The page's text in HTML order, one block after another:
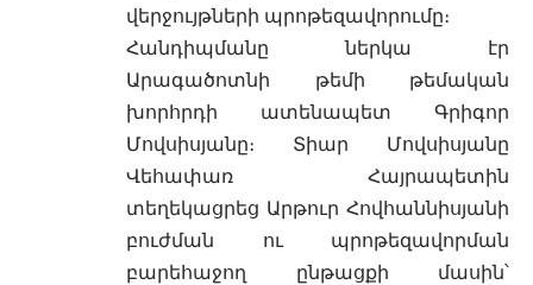
վերջույթների պրոթեզավորումը։
Հանդիպմանը ներկա էր
Արագածոտնի թեմի թեմական
խորհրդի ատենապետ Գրիգոր
Մովսիսյանը։ Տիար Մովսիսյանը
Վեհափառ Հայրապետին
տեղեկացրեց Արթուր Հովհաննիսյանի
բուժման ու պրոթեզավորման
բարեհաջող ընթացքի մասին՝